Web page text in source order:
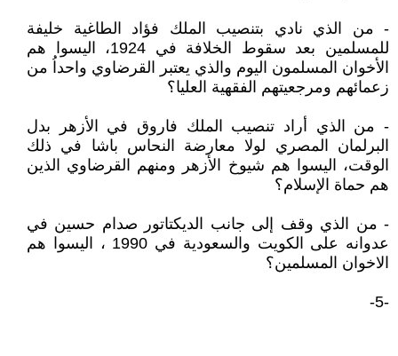
- من الذي نادي بتنصيب الملك فؤاد الطاغية خليفة
للمسلمين بعد سقوط الخلافة في 1924، اليسوا هم
الأخوان المسلمون اليوم والذي يعتبر القرضاوي واحداُ من
زعمائهم ومرجعيتهم الفقهية العليا؟
- من الذي أراد تنصيب الملك فاروق في الأزهر بدل
البرلمان المصري لولا معارضة النحاس باشا في ذلك
الوقت، اليسوا هم شيوخ الأزهر ومنهم القرضاوي الذين
هم حماة الإسلام؟
- من الذي وقف إلى جانب الديكتاتور صدام حسين في
عدوانه على الكويت والسعودية في 1990 ، اليسوا هم
الاخوان المسلمين؟
-5-